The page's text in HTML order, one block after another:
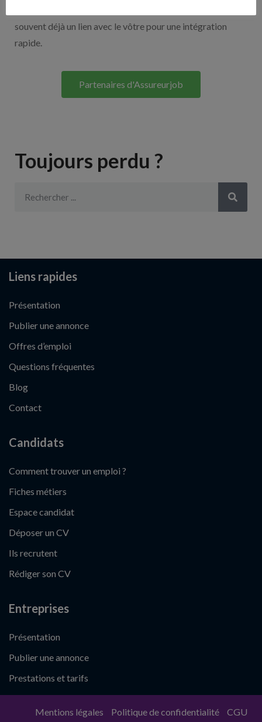
souvent déjà un lien avec le vôtre pour une intégration
rapide.
Partenaires d'Assureurjob
Toujours perdu ?
Liens rapides
Présentation
Publier une annonce
Offres d’emploi
Questions fréquentes
Blog
Contact
Candidats
Comment trouver un emploi ?
Fiches métiers
Espace candidat
Déposer un CV
Ils recrutent
Rédiger son CV
Entreprises
Présentation
Publier une annonce
Prestations et tarifs
Mentions légales Politique de confidentialité CGU